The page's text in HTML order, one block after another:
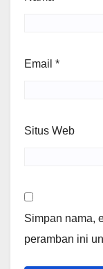
Email *
Situs Web
Simpan nama,
peramban ini